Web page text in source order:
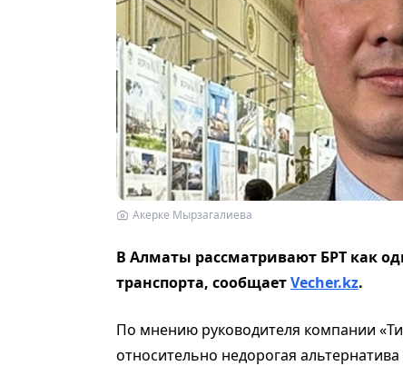
Акерке Мырзагалиева
В Алматы рассматривают БРТ как
транспорта, сообщаетVecher.kz.
По мнению руководителя компании
относительно недорогая